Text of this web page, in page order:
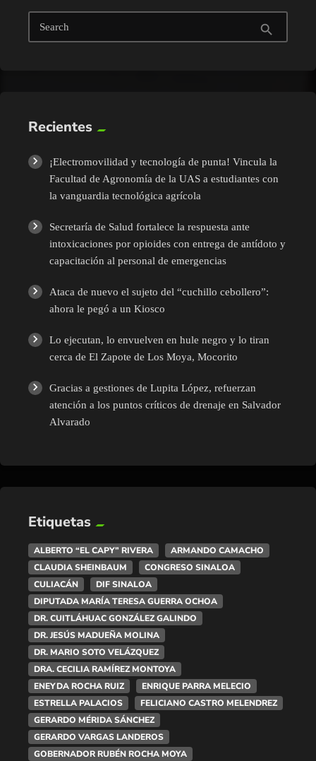
Search search
Recientes
¡Electromovilidad y tecnología de punta! Vincula la
Facultad de Agronomía de la UAS a estudiantes con
la vanguardia tecnológica agrícola
Secretaría de Salud fortalece la respuesta ante
intoxicaciones por opioides con entrega de antídoto y
capacitación al personal de emergencias
Ataca de nuevo el sujeto del “cuchillo cebollero”:
ahora le pegó a un Kiosco
Lo ejecutan, lo envuelven en hule negro y lo tiran
cerca de El Zapote de Los Moya, Mocorito
Gracias a gestiones de Lupita López, refuerzan
atención a los puntos críticos de drenaje en Salvador
Alvarado
Etiquetas
ALBERTO “EL CAPY” RIVERA
ARMANDO CAMACHO
CLAUDIA SHEINBAUM
CONGRESO SINALOA
CULIACÁN
DIF SINALOA
DIPUTADA MARÍA TERESA GUERRA OCHOA
DR. CUITLÁHUAC GONZÁLEZ GALINDO
DR. JESÚS MADUEÑA MOLINA
DR. MARIO SOTO VELÁZQUEZ
DRA. CECILIA RAMÍREZ MONTOYA
ENEYDA ROCHA RUIZ
ENRIQUE PARRA MELECIO
ESTRELLA PALACIOS
FELICIANO CASTRO MELENDREZ
GERARDO MÉRIDA SÁNCHEZ
GERARDO VARGAS LANDEROS
GOBERNADOR RUBÉN ROCHA MOYA